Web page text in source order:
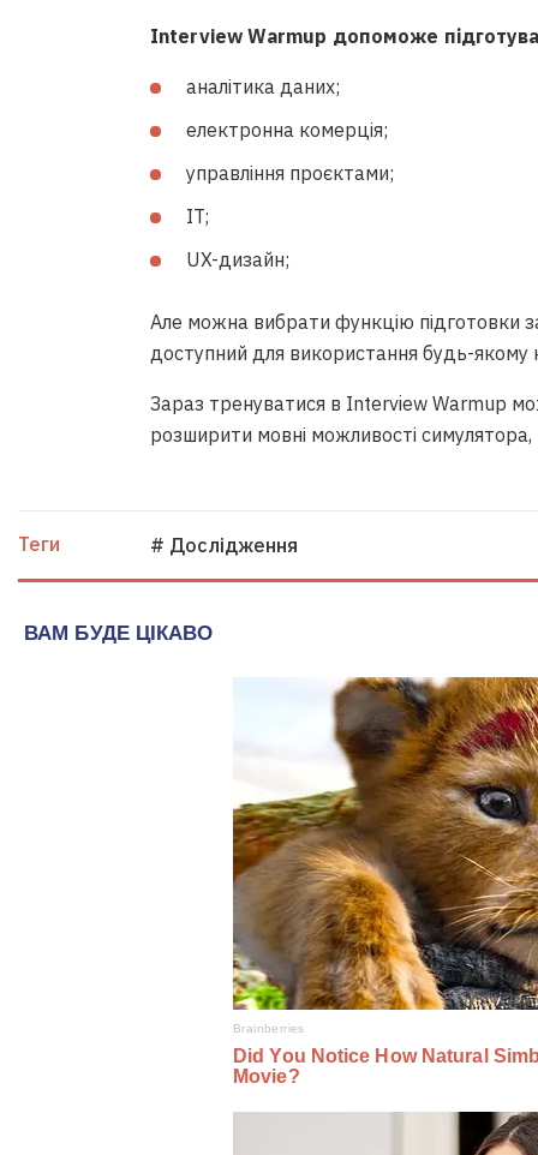
Interview Warmup допоможе
аналітика даних;
електронна комерція;
управління проєктами;
IT;
UX-дизайн;
Але можна вибрати функцію підготовки
доступний для використання будь-якому
Зараз тренуватися в Interview Warmup
розширити мовні можливості
Теги # Дослідження